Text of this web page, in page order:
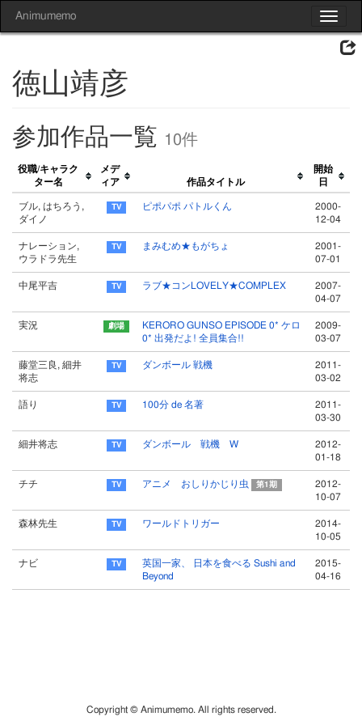
Toggle
Animumemo
徳山靖彦
参加作品一覧 10件
役職/キャラク
ター名
メデ
ィア
作品タイトル
開始
日
ブル, はちろう,
ダイノ
ピポパポ パトルくん
2000-
12-04
ナレーション,
ウラドラ先生
まみむめ★もがちょ
2001-
07-01
中尾平吉 ラブ★コンLOVELY★COMPLEX
2007-
04-07
実況
KERORO GUNSO EPISODE 0* ケロ
0* 出発だよ! 全員集合!!
2009-
03-07
藤堂三良, 細井
将志
ダンボール 戦機
2011-
03-02
語り 100分 de 名著
2011-
03-30
細井将志 ダンボール 戦機 W
2012-
01-18
チチ アニメ おしりかじり虫 第1期
2012-
10-07
森林先生 ワールドトリガー
2014-
10-05
ナビ
英国一家、 日本を食べる Sushi and
Beyond
2015-
04-16
Copyright © Animumemo. All rights reserved.